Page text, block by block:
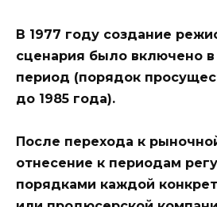
В 1977 году создание
сценария было включено
период (порядок
до 1985 года).
После перехода к
отнесение к периодам
порядками каждой